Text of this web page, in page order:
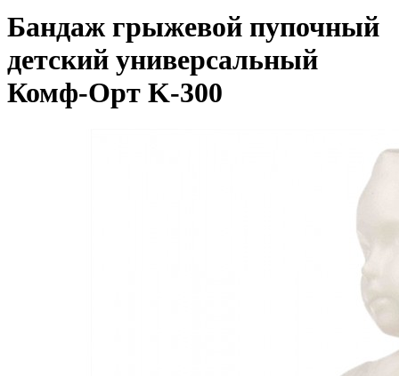
Бандаж грыжевой пупочный
детский универсальный
Комф-Орт K-300